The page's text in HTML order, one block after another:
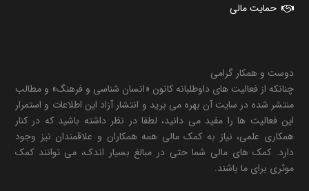
حمایت مالی
دوست و همکار گرامی
چنانکه از فعالیت های داوطلبانه کانون «انسان شناسی و فرهنگ» و مطالب
منتشر شده در سایت آن بهره می برید و انتشار آزاد این اطلاعات و استمرار
این فعالیت ها را مفید می دانید، لطفا در نظر داشته باشید که در کنار
همکاری علمی، نیاز به کمک مالی همه همکاران و علاقمندان نیز وجود
دارد. کمک های مالی شما حتی در مبالغ بسیار اندک، می توانند کمک
موثری برای ما باشند.